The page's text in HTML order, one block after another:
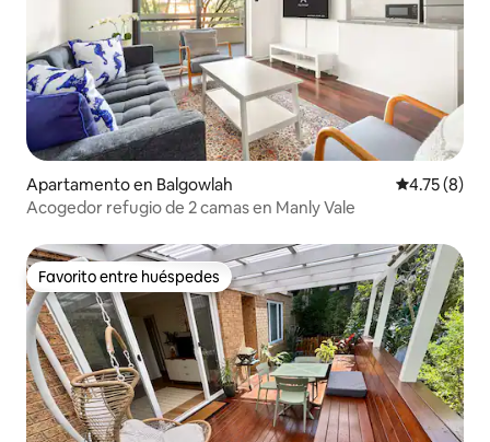
Apartamento en Balgowlah Calificación
4.75 (8)
Acogedor refugio de 2 camas en Manly Vale
Favorito entre huéspedes
Favorito entre huéspedes